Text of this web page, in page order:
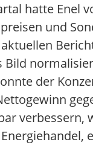
hatte Enel
und
Bild
der
verbessern,